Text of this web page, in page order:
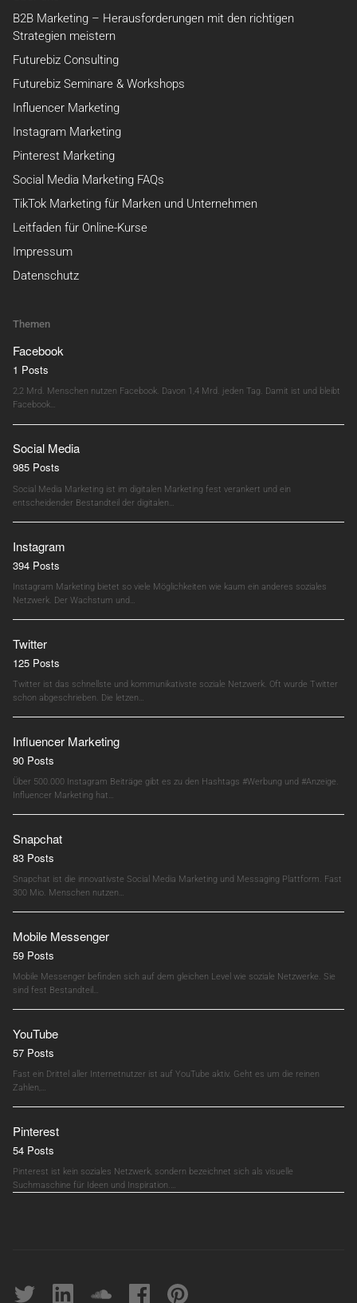
B2B Marketing – Herausforderungen mit den richtigen
Strategien meistern
Futurebiz Consulting
Futurebiz Seminare & Workshops
Influencer Marketing
Instagram Marketing
Pinterest Marketing
Social Media Marketing FAQs
TikTok Marketing für Marken und Unternehmen
Leitfaden für Online-Kurse
Impressum
Datenschutz
Themen
Facebook
1 Posts
2,2 Mrd. Menschen nutzen Facebook. Davon 1,4 Mrd. jeden Tag. Damit ist und bleibt
Facebook…
Social Media
985 Posts
Social Media Marketing ist im digitalen Marketing fest verankert und ein
entscheidender Bestandteil der digitalen…
Instagram
394 Posts
Instagram Marketing bietet so viele Möglichkeiten wie kaum ein anderes soziales
Netzwerk. Der Wachstum und…
Twitter
125 Posts
Twitter ist das schnellste und kommunikativste soziale Netzwerk. Oft wurde Twitter
schon abgeschrieben. Die letzen…
Influencer Marketing
90 Posts
Über 500.000 Instagram Beiträge gibt es zu den Hashtags #Werbung und #Anzeige.
Influencer Marketing hat…
Snapchat
83 Posts
Snapchat ist die innovativste Social Media Marketing und Messaging Plattform. Fast
300 Mio. Menschen nutzen…
Mobile Messenger
59 Posts
Mobile Messenger befinden sich auf dem gleichen Level wie soziale Netzwerke. Sie
sind fest Bestandteil…
YouTube
57 Posts
Fast ein Drittel aller Internetnutzer ist auf YouTube aktiv. Geht es um die reinen
Zahlen,…
Pinterest
54 Posts
Pinterest ist kein soziales Netzwerk, sondern bezeichnet sich als visuelle
Suchmaschine für Ideen und Inspiration.…
Twitter linkedin soundcloudFacebookpinterest